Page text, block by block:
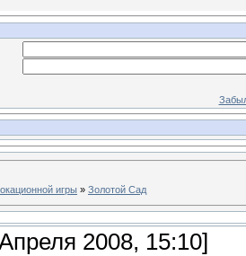
игры » Золотой Сад
2008, 15:10]